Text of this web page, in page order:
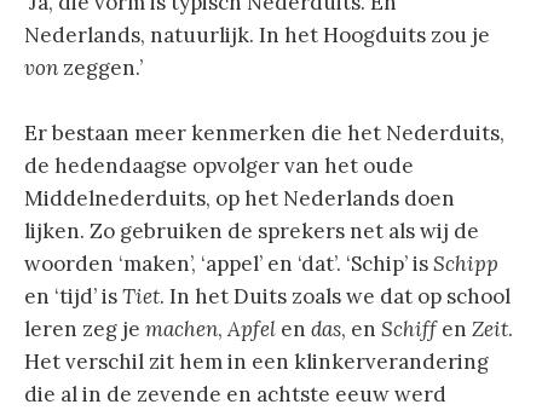
Nederlands, natuurlijk. In het Hoogduits zou je
von zeggen.’
Er bestaan meer kenmerken die het Nederduits,
de hedendaagse opvolger van het oude
Middelnederduits, op het Nederlands doen
lijken. Zo gebruiken de sprekers net als wij de
woorden ‘maken’, ‘appel’ en ‘dat’. ‘Schip’ isSchipp
en ‘tijd’ isTiet. In het Duits zoals we dat op school
leren zeg je machen,Apfel en das, en Schiffen Zeit.
Het verschil zit hem in een klinkerverandering
die al in de zevende en achtste eeuw werd